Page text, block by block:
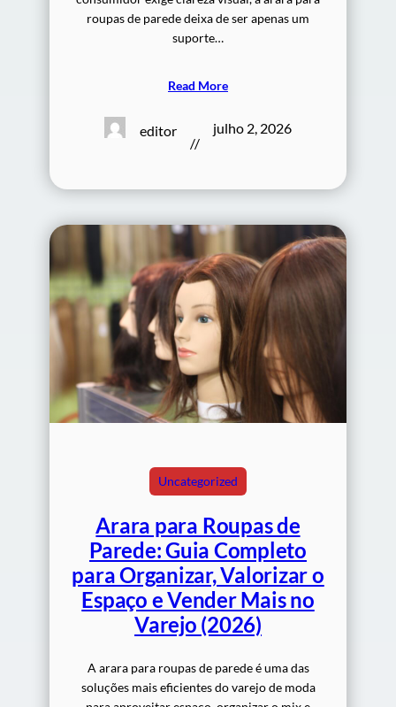
roupas de parede deixa de ser apenas um
suporte…
Read More
editor
//
julho 2, 2026
Uncategorized
Arara para Roupas de
Parede: Guia Completo
para Organizar, Valorizar o
Espaço e Vender Mais no
Varejo (2026)
A arara para roupas de parede é uma das
soluções mais eficientes do varejo de moda